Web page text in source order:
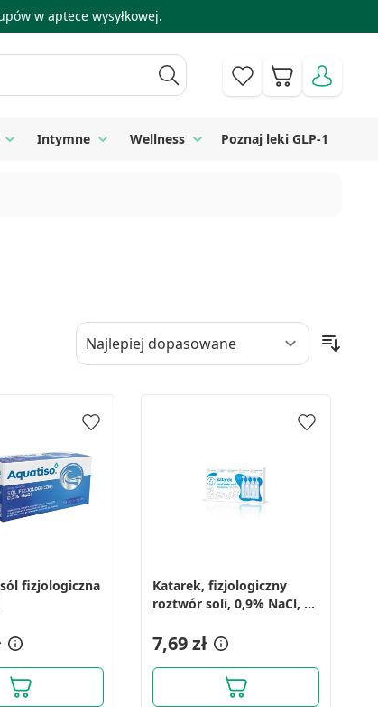
w aptece wysyłkowej.
Koszyk
Toggle submenu for Sprzęt medyczny
Intymne Toggle submenu for Intymne
Wellness Toggle submenu for Wellness
Poznaj leki GLP-1
fizjologiczna
Katarek, fizjologiczny
roztwór soli, 0,9% NaCl, 10
7,69 zł